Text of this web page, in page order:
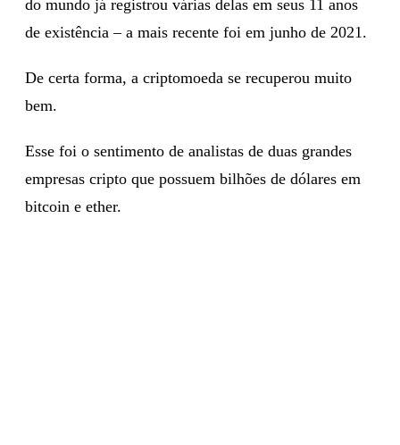
do mundo já registrou várias delas em seus 11 anos
de existência – a mais recente foi em junho de 2021.
De certa forma, a criptomoeda se recuperou muito
bem.
Esse foi o sentimento de analistas de duas grandes
empresas cripto que possuem bilhões de dólares em
bitcoin e ether.